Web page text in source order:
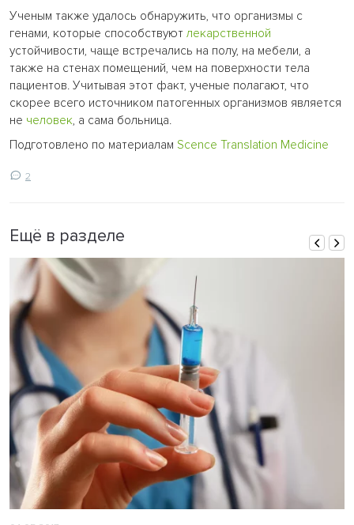
Ученым также удалось обнаружить, что организмы с
генами, которые способствуют лекарственной
устойчивости, чаще встречались на полу, на мебели, а
также на стенах помещений, чем на поверхности тела
пациентов. Учитывая этот факт, ученые полагают, что
скорее всего источником патогенных организмов является
не человек, а сама больница.
Подготовлено по материалам Scence Translation Medicine
2
Ещё в разделе